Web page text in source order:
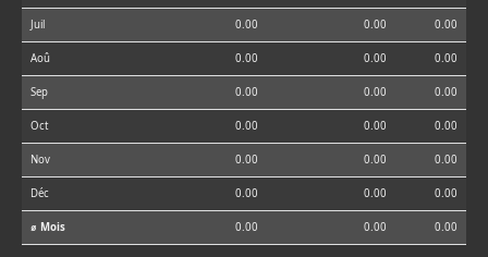
Juil 0.00 0.00 0.00
Aoû 0.00 0.00 0.00
Sep 0.00 0.00 0.00
Oct 0.00 0.00 0.00
Nov 0.00 0.00 0.00
Déc 0.00 0.00 0.00
⌀ Mois 0.00 0.00 0.00